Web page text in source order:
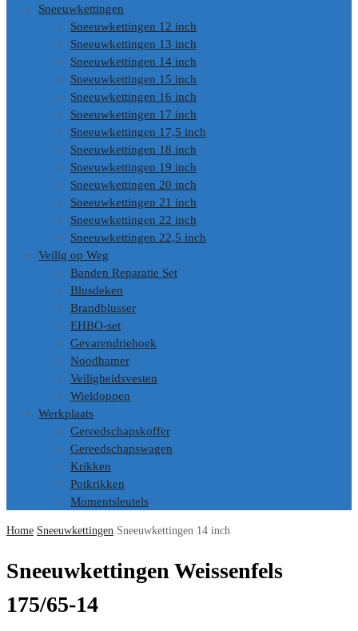
Sneeuwkettingen
Sneeuwkettingen 12 inch
Sneeuwkettingen 13 inch
Sneeuwkettingen 14 inch
Sneeuwkettingen 15 inch
Sneeuwkettingen 16 inch
Sneeuwkettingen 17 inch
Sneeuwkettingen 17,5 inch
Sneeuwkettingen 18 inch
Sneeuwkettingen 19 inch
Sneeuwkettingen 20 inch
Sneeuwkettingen 21 inch
Sneeuwkettingen 22 inch
Sneeuwkettingen 22,5 inch
Veilig op Weg
Banden Reparatie Set
Blusdeken
Brandblusser
EHBO-set
Gevarendriehoek
Noodhamer
Veiligheidsvesten
Wieldoppen
Werkplaats
Gereedschapskoffer
Gereedschapswagen
Krikken
Potkrikken
Momentsleutels
Home Sneeuwkettingen Sneeuwkettingen 14 inch
Sneeuwkettingen Weissenfels
175/65-14